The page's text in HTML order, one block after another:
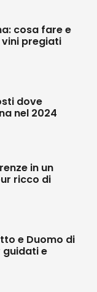
cosa fare e
pregiati
dove
nel 2024
in un
ricco di
e Duomo di
guidati e